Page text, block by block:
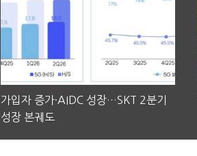
가입자 증가·AIDC 성장…SKT 2분기
성장 본궤도